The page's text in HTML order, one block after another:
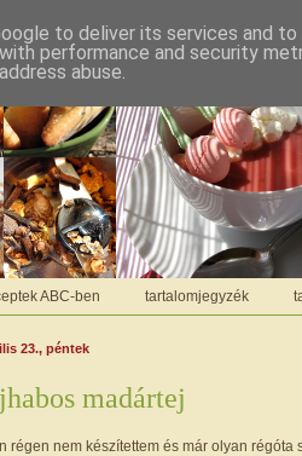
ABC-ben tartalomjegyzék
23., péntek
madártej
régen nem készítettem és már olyan régóta
to deliver its services and
performance and security
abuse.